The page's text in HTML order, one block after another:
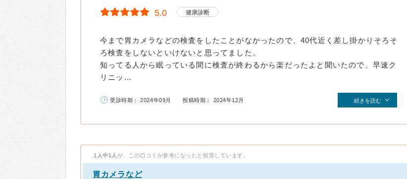
5.0 健康診断
今まで胃カメラなどの検査をしたことがなかったので、40代近く差し掛かりそろそ
ろ検査をしないといけないと思ってました。
知ってる人から眠っている間に検査が終わるから楽だったよと聞いたので、早速ク
リニッ...
受診時期： 2024年09月 投稿時期： 2024年12月 続きを読む
1人中1人 が、この口コミが参考になったと投票しています。
胃カメラなど